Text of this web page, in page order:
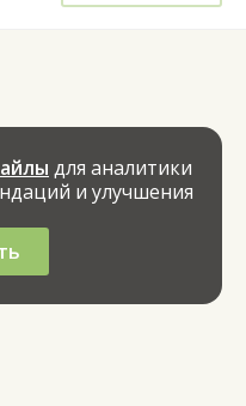
для аналитики
и улучшения